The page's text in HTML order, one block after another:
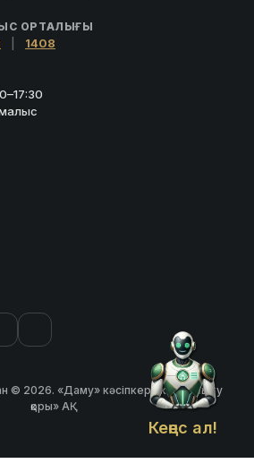
Кеңес ал!
ОРТАЛЫҒЫ
1408
© 2026. «Даму» кәсіпкерлікті дамыту
қоры» АҚ